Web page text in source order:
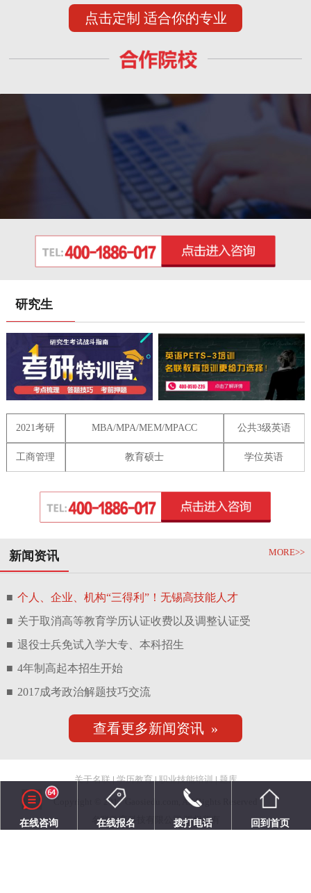
点击定制 适合你的专业
研究生
2021考研 MBA/MPA/MEM/MPACC 公共3级英语
工商管理 教育硕士 学位英语
新闻资讯 MORE>>
■ 个人、企业、机构“三得利”！无锡高技能人才
■ 关于取消高等教育学历认证收费以及调整认证受
■ 退役士兵免试入学大专、本科招生
■ 4年制高起本招生开始
■ 2017成考政治解题技巧交流
查看更多新闻资讯 »
关于名联|学历教育|职业技能培训|题库
Copyright © 2017 Gaosiedu.com, All Rights Reserved
名联教育科技有限公司 版权所有
在线咨询 在线报名 拨打电话 回到首页